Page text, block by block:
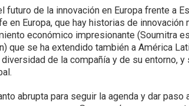
futuro de la innovación en Europa frente a
en Europa, que hay historias de innovación
económico impresionante (Soumitra
que se ha extendido también a América
de la compañía y de su entorno,
abrupta para seguir la agenda y dar paso